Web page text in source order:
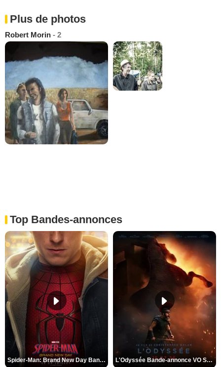
Plus de photos
Robert Morin - 2
Top Bandes-annonces
Spider-Man: Brand New Day Bande-annonce VO STFR L'Odyssée Bande-annonce VO STFR